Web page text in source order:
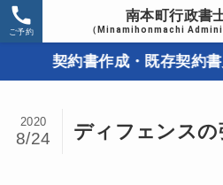
南本町行政書
（Minamihonmachi
ご予約
契約書作成・既存契約書見
ディフェンスの
2020
8/24